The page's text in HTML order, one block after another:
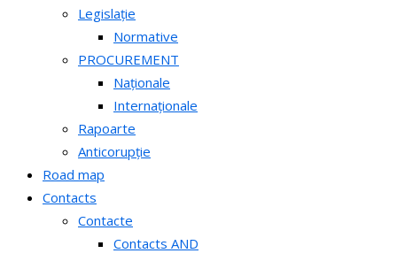
Legislație
Normative
PROCUREMENT
Naționale
Internaționale
Rapoarte
Anticorupție
Road map
Contacts
Contacte
Contacts AND